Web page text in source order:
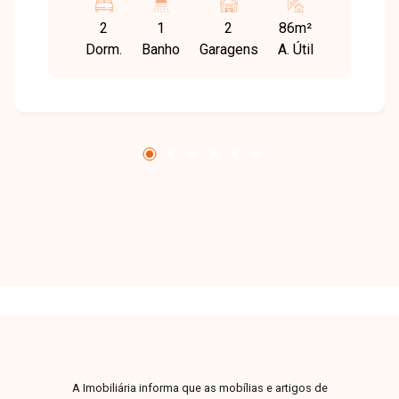
O bairro se destaca pelo alto padrão, excelente
infraestrutura, proximidade com áreas verdes e
fácil acesso aos principais pontos urbanos. O
funcional e 2 vagas de garagem. O condomínio
apartamento.
2
Dorm.
1
Banho
2
Garagens
86m²
A. Útil
A Imobiliária informa que as mobílias e artigos de